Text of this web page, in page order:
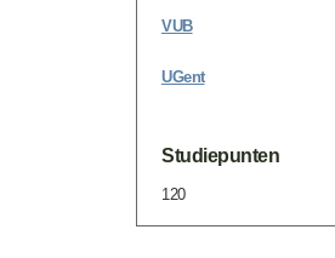
VUB
UGent
Studiepunten
120